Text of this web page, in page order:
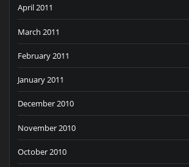
April 2011
March 2011
February 2011
January 2011
December 2010
November 2010
October 2010